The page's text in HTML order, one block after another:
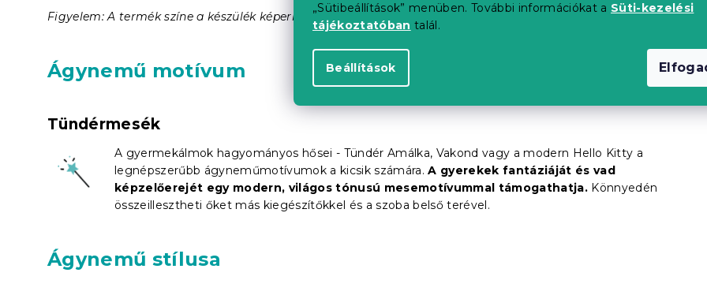
„Sütibeállítások” menüben. További információkat a Süti-kezelési
tájékoztatóban talál.
Beállítások
Figyelem: A termék színe a készülék képernyőjén kissé eltérhet a tényleges terméktől.
Ágynemű motívum
Tündérmesék
A gyermekálmok hagyományos hősei - Tündér Amálka, Vakond vagy a modern Hello Kitty a
legnépszerűbb ágyneműmotívumok a kicsik számára. A gyerekek fantáziáját és vad
képzelőerejét egy modern, világos tónusú mesemotívummal támogathatja. Könnyedén
összeillesztheti őket más kiegészítőkkel és a szoba belső terével.
Ágynemű stílusa